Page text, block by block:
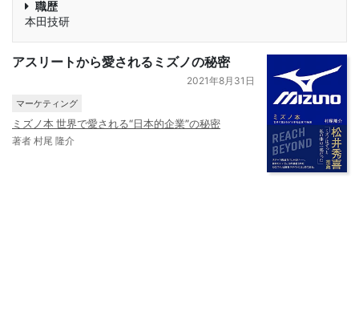
職歴
本田技研
アスリートから愛されるミズノの秘密
2021年8月31日
マーケティング
ミズノ本 世界で愛される“日本的企業”の秘密
著者 村尾 隆介